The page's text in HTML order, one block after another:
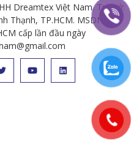
Dreamtex Việt Nam. Trụ sở:
Thạnh, TP.HCM. MSDN:
cấp lần đầu ngày